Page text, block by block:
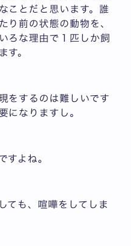
ことだと思います。誰
り前の状態の動物を、
ろな理由で１匹しか飼
す。
をするのは難しいです
になりますし。
すよね。
ても、喧嘩をしてしま